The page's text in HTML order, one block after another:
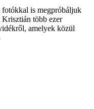
fotókkal is megpróbáljuk
több ezer
amelyek közül